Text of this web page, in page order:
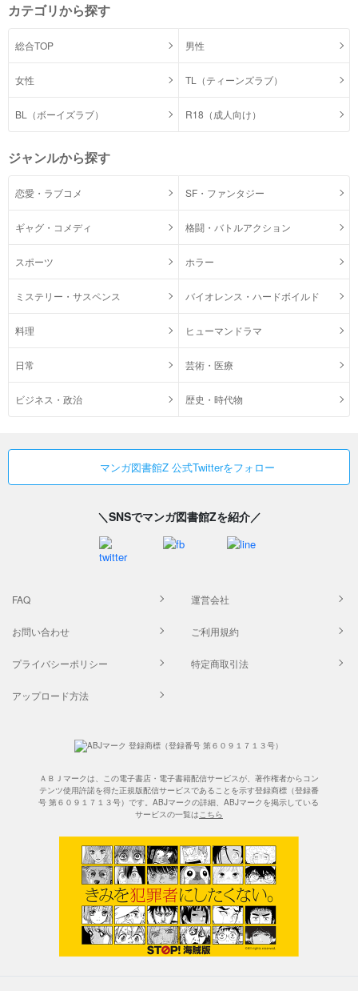
カテゴリから探す
総合TOP 男性
女性 TL（ティーンズラブ）
BL（ボーイズラブ） R18（成人向け）
ジャンルから探す
恋愛・ラブコメ SF・ファンタジー
ギャグ・コメディ 格闘・バトルアクション
スポーツ ホラー
ミステリー・サスペンス バイオレンス・ハードボイルド
料理 ヒューマンドラマ
日常 芸術・医療
ビジネス・政治 歴史・時代物
マンガ図書館Z 公式Twitterをフォロー
＼SNSでマンガ図書館Zを紹介／
FAQ 運営会社
お問い合わせ ご利用規約
プライバシーポリシー 特定商取引法
アップロード方法
ＡＢＪマークは、この電子書店・電子書籍配信サービスが、著作権者からコン
テンツ使用許諾を得た正規版配信サービスであることを示す登録商標（登録番
号 第６０９１７１３号）です。ABJマークの詳細、ABJマークを掲示している
サービスの一覧はこちら